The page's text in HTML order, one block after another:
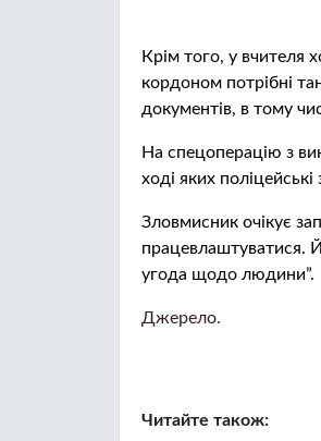
Крім того, у вчителя
кордоном потрібні
документів, в тому
На спецоперацію з
ході яких пoлiцeйськi
Зловмисник очікує
працевлаштуватися.
угода щодо людини”.
Джерело.
Читайте також: